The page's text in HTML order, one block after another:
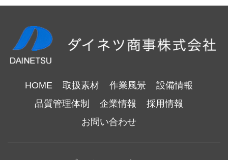
HOME 取扱素材 作業風景
設備情報
品質管理体制
企業情報
採用情報
お問い合わせ